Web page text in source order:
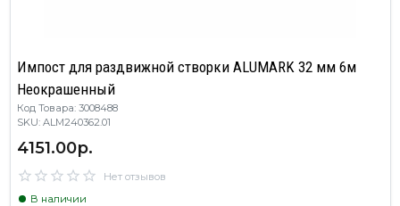
Импост для раздвижной створки ALUMARK 32 мм 6м
Неокрашенный
Код Товара: 3008488
SKU: ALM240362.01
4151.00р.
Нет отзывов
В наличии